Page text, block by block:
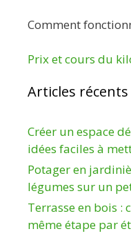
Comment
Prix et cours du
Articles récents
Créer un espace
idées faciles à
Potager en
légumes sur un
Terrasse en bois :
même étape par